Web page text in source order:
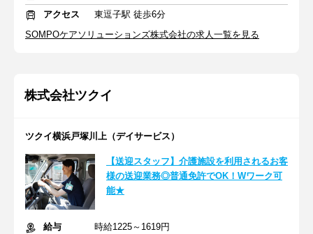
アクセス
東逗子駅 徒歩6分
SOMPOケアソリューションズ株式会社の求人一覧を見る
株式会社ツクイ
ツクイ横浜戸塚川上（デイサービス）
【送迎スタッフ】介護施設を利用されるお客
様の送迎業務◎普通免許でOK！Wワーク可
能★
給与
時給1225～1619円